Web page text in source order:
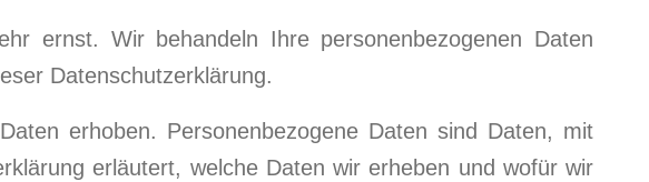
ernst. Wir behandeln Ihre personenbezogenen Daten
Datenschutzerklärung.
erhoben. Personenbezogene Daten sind Daten, mit
erläutert, welche Daten wir erheben und wofür wir